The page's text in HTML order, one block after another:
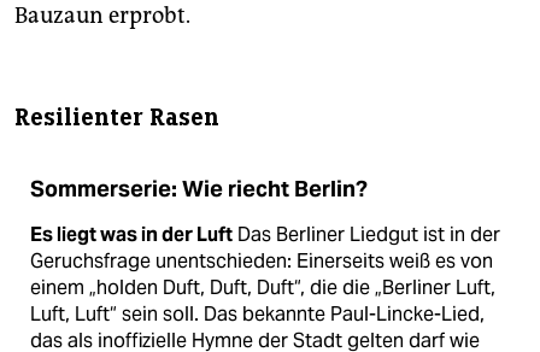
Bauzaun erprobt.
Resilienter Rasen
Sommerserie: Wie riecht Berlin?
Es liegt was in der Luft Das Berliner Liedgut ist in der
Geruchsfrage unentschieden: Einerseits weiß es von
einem „holden Duft, Duft, Duft“, die die „Berliner Luft,
Luft, Luft“ sein soll. Das bekannte Paul-Lincke-Lied,
das als inoffizielle Hymne der Stadt gelten darf wie